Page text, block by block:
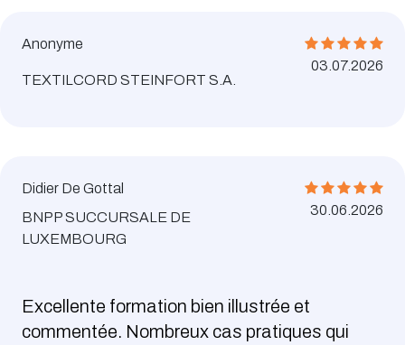
Anonyme
TEXTILCORD STEINFORT S.A.
03.07.2026
Didier De Gottal
BNPP SUCCURSALE DE
LUXEMBOURG
30.06.2026
Excellente formation bien illustrée et
commentée. Nombreux cas pratiques qui